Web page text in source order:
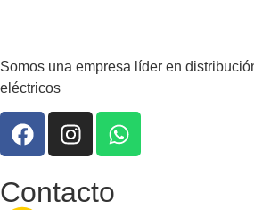
Somos una empresa líder en
eléctricos
Contacto